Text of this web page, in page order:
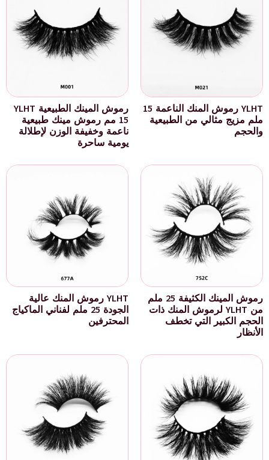
YLHT رموش المنك الناعمة 15
ملم مزيج مثالي من الطبيعية
والحجم
رموش المينك الطبيعية YLHT
15 مم رموش مينك طبيعية
ناعمة وخفيفة الوزن لإطلالة
يومية ساحرة
رموش المينك الكثيفة 25 ملم
من YLHT لرموش المنك ذات
الحجم الكبير التي تخطف
الأنظار
YLHT رموش المنك عالية
الجودة 25 ملم لفناني الماكياج
المحترفين